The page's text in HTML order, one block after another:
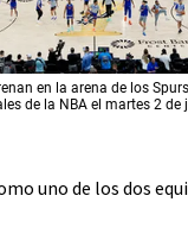
en la arena de los
de la NBA el martes 2 de
uno de los dos